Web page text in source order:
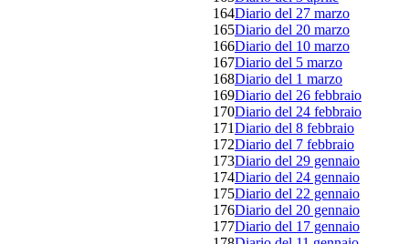
164Diario del 27 marzo
165Diario del 20 marzo
166Diario del 10 marzo
167Diario del 5 marzo
168Diario del 1 marzo
169Diario del 26 febbraio
170Diario del 24 febbraio
171Diario del 8 febbraio
172Diario del 7 febbraio
173Diario del 29 gennaio
174Diario del 24 gennaio
175Diario del 22 gennaio
176Diario del 20 gennaio
177Diario del 17 gennaio